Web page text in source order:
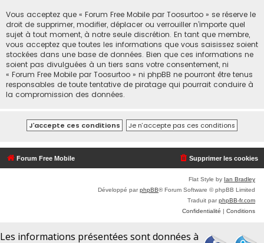
Vous acceptez que « Forum Free Mobile par Toosurtoo » se réserve le
droit de supprimer, modifier, déplacer ou verrouiller n’importe quel
sujet à tout moment, à notre seule discrétion. En tant que membre,
vous acceptez que toutes les informations que vous saisissez soient
stockées dans une base de données. Bien que ces informations ne
soient pas divulguées à un tiers sans votre consentement, ni
« Forum Free Mobile par Toosurtoo » ni phpBB ne pourront être tenus
responsables de toute tentative de piratage qui pourrait conduire à
la compromission des données.
Forum Free Mobile Supprimer les cookies
Flat Style by Ian Bradley
Développé parphpBB® Forum Software © phpBB Limited
Traduit parphpBB-fr.com
Confidentialité | Conditions
Les informations présentées sont données à